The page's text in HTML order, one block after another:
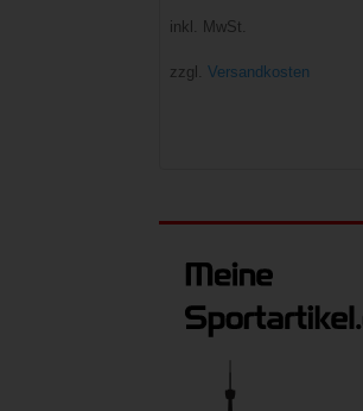
inkl. MwSt.
zzgl.Versandkosten